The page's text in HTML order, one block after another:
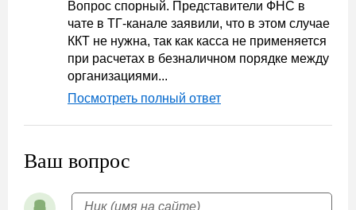
Вопрос спорный. Представители ФНС в
чате в ТГ-канале заявили, что в этом случае
ККТ не нужна, так как касса не применяется
при расчетах в безналичном порядке между
организациями...
Посмотреть полный ответ
Ваш вопрос